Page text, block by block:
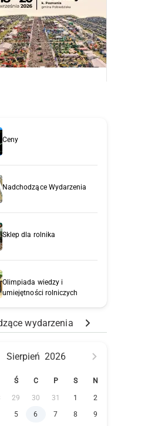
Ceny
Nadchodzące Wydarzenia
Sklep dla rolnika
Olimpiada wiedzy i
umiejętności rolniczych
wydarzenia
Sierpień 2026
Ś C P S N
29 30 31 1
2
5 6 7 8
9